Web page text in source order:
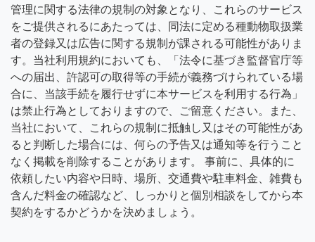
管理に関する法律の規制の対象となり、これらのサービス
をご提供されるにあたっては、同法に定める種動物取扱業
者の登録又は広告に関する規制が課される可能性がありま
す。当社利用規約においても、「法令に基づき監督官庁等
への届出、許認可の取得等の手続が義務づけられている場
合に、当該手続を履行せずに本サービスを利用する行為」
は禁止行為としておりますので、ご留意ください。また、
当社において、これらの規制に抵触し又はその可能性があ
ると判断した場合には、何らの予告又は通知等を行うこと
なく掲載を削除することがあります。 事前に、具体的に
依頼したい内容や日時、場所、交通費や駐車料金、雑費も
含んだ料金の確認など、しっかりと個別相談をしてから本
契約をするかどうかを決めましょう。